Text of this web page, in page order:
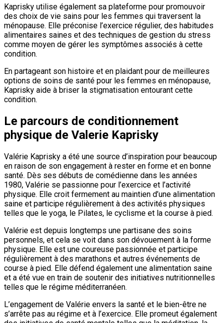
Kaprisky utilise également sa plateforme pour promouvoir
des choix de vie sains pour les femmes qui traversent la
ménopause. Elle préconise l’exercice régulier, des habitudes
alimentaires saines et des techniques de gestion du stress
comme moyen de gérer les symptômes associés à cette
condition.
En partageant son histoire et en plaidant pour de meilleures
options de soins de santé pour les femmes en ménopause,
Kaprisky aide à briser la stigmatisation entourant cette
condition.
Le parcours de conditionnement
physique de Valerie Kaprisky
Valérie Kaprisky a été une source d’inspiration pour beaucoup
en raison de son engagement à rester en forme et en bonne
santé. Dès ses débuts de comédienne dans les années
1980, Valérie se passionne pour l’exercice et l’activité
physique. Elle croit fermement au maintien d’une alimentation
saine et participe régulièrement à des activités physiques
telles que le yoga, le Pilates, le cyclisme et la course à pied.
Valérie est depuis longtemps une partisane des soins
personnels, et cela se voit dans son dévouement à la forme
physique. Elle est une coureuse passionnée et participe
régulièrement à des marathons et autres événements de
course à pied. Elle défend également une alimentation saine
et a été vue en train de soutenir des initiatives nutritionnelles
telles que le régime méditerranéen.
L’engagement de Valérie envers la santé et le bien-être ne
s’arrête pas au régime et à l’exercice. Elle promeut également